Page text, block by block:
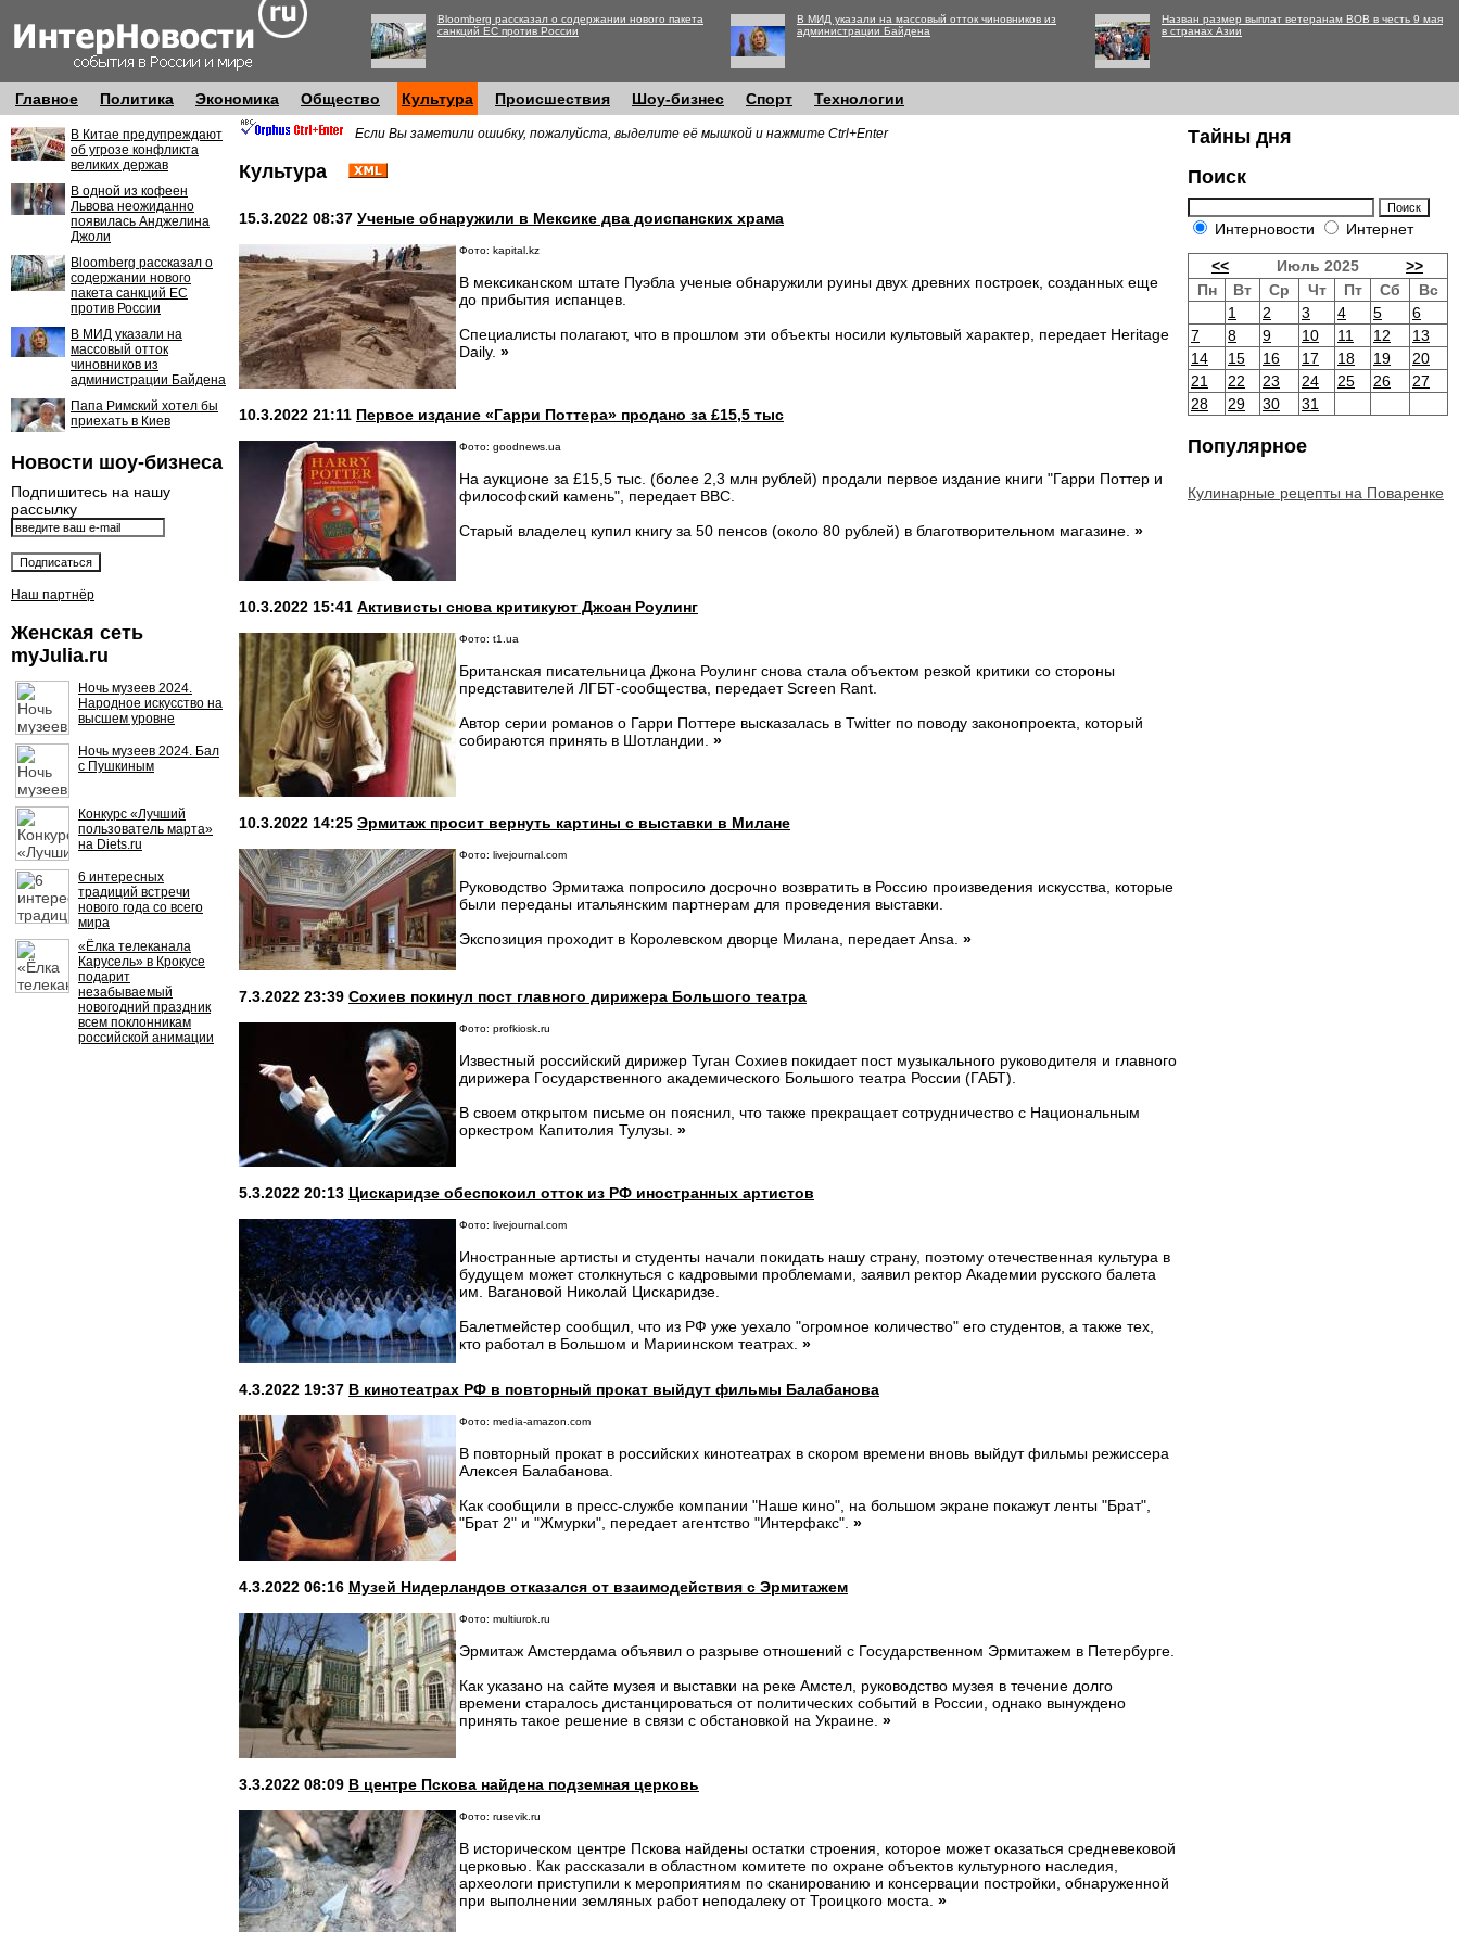
Bloomberg рассказал о содержании нового пакета
санкций ЕС против России
В МИД указали на массовый отток чиновников из
администрации Байдена
Назван размер выплат ветеранам ВОВ в честь 9 мая
в странах Азии
Главное Политика Экономика Общество Культура Происшествия Шоу-бизнес Спорт Технологии
В Китае предупреждают
об угрозе конфликта
великих держав
В одной из кофеен
Львова неожиданно
появилась Анджелина
Джоли
Bloomberg рассказал о
содержании нового
пакета санкций ЕС
против России
В МИД указали на
массовый отток
чиновников из
администрации Байдена
Папа Римский хотел бы
приехать в Киев
Новости шоу-бизнеса
Подпишитесь на нашу
рассылку
Наш партнёр
Женская сеть
myJulia.ru
Ночь музеев 2024.
Народное искусство на
высшем уровне
Ночь музеев 2024. Бал
с Пушкиным
Конкурс «Лучший
пользователь марта»
на Diets.ru
6 интересных
традиций встречи
нового года со всего
мира
«Ёлка телеканала
Карусель» в Крокусе
подарит
незабываемый
новогодний праздник
всем поклонникам
российской анимации
Если Вы заметили ошибку, пожалуйста, выделите её мышкой и нажмите Ctrl+Enter
Культура
15.3.2022 08:37 Ученые обнаружили в Мексике два доиспанских храма
Фото: kapital.kz
В мексиканском штате Пуэбла ученые обнаружили руины двух древних построек, созданных еще
до прибытия испанцев.
Специалисты полагают, что в прошлом эти объекты носили культовый характер, передает Heritage
Daily. »
10.3.2022 21:11 Первое издание «Гарри Поттера» продано за £15,5 тыс
Фото: goodnews.ua
На аукционе за £15,5 тыс. (более 2,3 млн рублей) продали первое издание книги "Гарри Поттер и
философский камень", передает BBC.
Старый владелец купил книгу за 50 пенсов (около 80 рублей) в благотворительном магазине. »
10.3.2022 15:41 Активисты снова критикуют Джоан Роулинг
Фото: t1.ua
Британская писательница Джона Роулинг снова стала объектом резкой критики со стороны
представителей ЛГБТ-сообщества, передает Screen Rant.
Автор серии романов о Гарри Поттере высказалась в Twitter по поводу законопроекта, который
собираются принять в Шотландии. »
10.3.2022 14:25 Эрмитаж просит вернуть картины с выставки в Милане
Фото: livejournal.com
Руководство Эрмитажа попросило досрочно возвратить в Россию произведения искусства, которые
были переданы итальянским партнерам для проведения выставки.
Экспозиция проходит в Королевском дворце Милана, передает Ansa. »
7.3.2022 23:39 Сохиев покинул пост главного дирижера Большого театра
Фото: profkiosk.ru
Известный российский дирижер Туган Сохиев покидает пост музыкального руководителя и главного
дирижера Государственного академического Большого театра России (ГАБТ).
В своем открытом письме он пояснил, что также прекращает сотрудничество с Национальным
оркестром Капитолия Тулузы. »
5.3.2022 20:13 Цискаридзе обеспокоил отток из РФ иностранных артистов
Фото: livejournal.com
Иностранные артисты и студенты начали покидать нашу страну, поэтому отечественная культура в
будущем может столкнуться с кадровыми проблемами, заявил ректор Академии русского балета
им. Вагановой Николай Цискаридзе.
Балетмейстер сообщил, что из РФ уже уехало "огромное количество" его студентов, а также тех,
кто работал в Большом и Мариинском театрах. »
4.3.2022 19:37 В кинотеатрах РФ в повторный прокат выйдут фильмы Балабанова
Фото: media-amazon.com
В повторный прокат в российских кинотеатрах в скором времени вновь выйдут фильмы режиссера
Алексея Балабанова.
Как сообщили в пресс-службе компании "Наше кино", на большом экране покажут ленты "Брат",
"Брат 2" и "Жмурки", передает агентство "Интерфакс". »
4.3.2022 06:16 Музей Нидерландов отказался от взаимодействия с Эрмитажем
Фото: multiurok.ru
Эрмитаж Амстердама объявил о разрыве отношений с Государственном Эрмитажем в Петербурге.
Как указано на сайте музея и выставки на реке Амстел, руководство музея в течение долго
времени старалось дистанцироваться от политических событий в России, однако вынуждено
принять такое решение в связи с обстановкой на Украине. »
3.3.2022 08:09 В центре Пскова найдена подземная церковь
Фото: rusevik.ru
В историческом центре Пскова найдены остатки строения, которое может оказаться средневековой
церковью. Как рассказали в областном комитете по охране объектов культурного наследия,
археологи приступили к мероприятиям по сканированию и консервации постройки, обнаруженной
при выполнении земляных работ неподалеку от Троицкого моста. »
Тайны дня
Поиск
Интерновости Интернет
<< Июль 2025
>>
Пн
Вт Ср Чт Пт Сб
Вс
1
2 3 4 5
6
7
8 9 10 11 12
13
14
15 16 17 18 19
20
21
22 23 24 25 26
27
28
29 30 31
Популярное
Кулинарные рецепты на Поваренке